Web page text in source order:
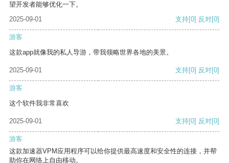
望开发者能够优化一下。
2025-09-01
支持[0] 反对[0]
游客
这款app就像我的私人导游，带我领略世界各地的美景。
2025-09-01 支持[0] 反对[0]
游客
这个软件我非常喜欢
2025-09-01 支持[0] 反对[0]
游客
这款加速器VPM应用程序可以给你提供最高速度和安全性的连接，并帮
助你在网络上自由移动。